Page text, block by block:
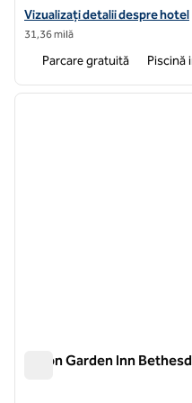
Vizualizați detaliile hotelului
Vizualizați detalii despre hotel
31,36 milă
Parcare gratuită Piscină
1 din 12
Hilton Garden Inn